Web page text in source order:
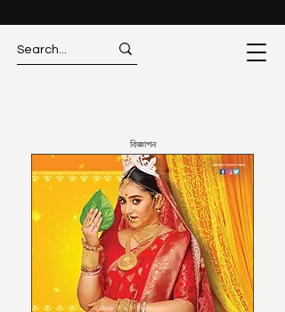
বিজ্ঞাপন